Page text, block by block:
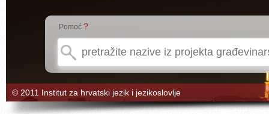
Pomoć ?
© 2011 Institut za hrvatski jezik i jezikoslovlje